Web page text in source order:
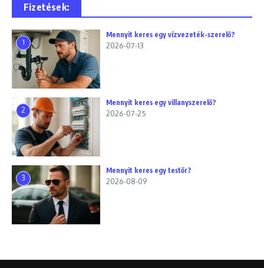
Fizetések:
1
Mennyit keres egy vízvezeték-szerelő?
2026-07-13
2
Mennyit keres egy villanyszerelő?
2026-07-25
3
Mennyit keres egy testőr?
2026-08-09